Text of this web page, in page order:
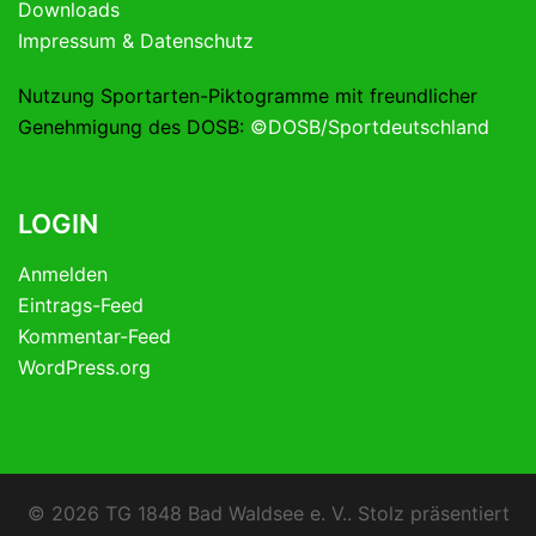
Downloads
Impressum & Datenschutz
Nutzung Sportarten-Piktogramme mit freundlicher
Genehmigung des DOSB: ©DOSB/Sportdeutschland
LOGIN
Anmelden
Eintrags-Feed
Kommentar-Feed
WordPress.org
© 2026 TG 1848 Bad Waldsee e. V.. Stolz präsentiert